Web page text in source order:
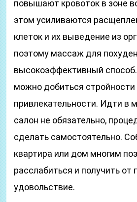
повышают кровоток в зоне
этом усиливаются
клеток и их выведение из
поэтому массаж для
высокоэффективный
можно добиться стройности
привлекательности. Идти в
салон не обязательно,
сделать самостоятельно.
квартира или дом многим
расслабиться и получить от
удовольствие.